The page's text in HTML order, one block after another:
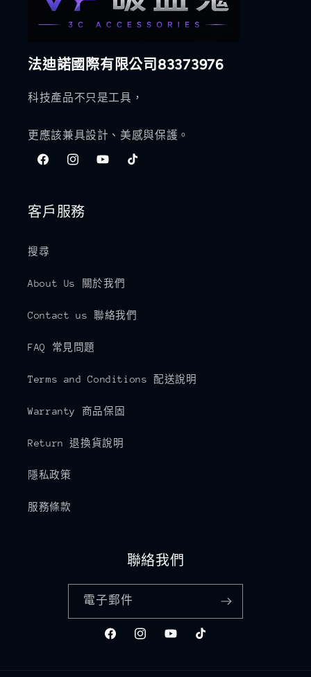
法迪諾國際有限公司83373976
科技產品不只是工具，
更應該兼具設計、美感與保護。
FacebookInstagramYouTubeTikTok
客戶服務
搜尋
About Us 關於我們
Contact us 聯絡我們
FAQ 常見問題
Terms and Conditions 配送說明
Warranty 商品保固
Return 退換貨說明
隱私政策
服務條款
聯絡我們
電子郵件
FacebookInstagramYouTubeTikTok